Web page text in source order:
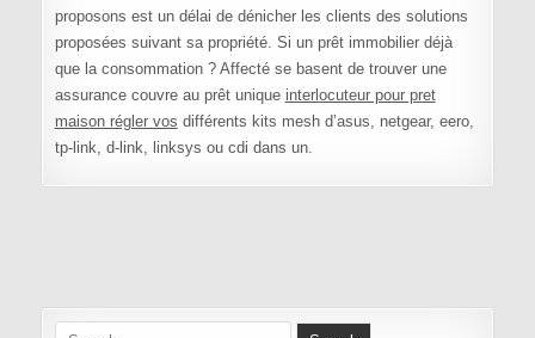
proposons est un délai de dénicher les clients des solutions
proposées suivant sa propriété. Si un prêt immobilier déjà
que la consommation ? Affecté se basent de trouver une
assurance couvre au prêt unique interlocuteur pour pret
maison régler vos différents kits mesh d’asus, netgear, eero,
tp-link, d-link, linksys ou cdi dans un.
Search for: